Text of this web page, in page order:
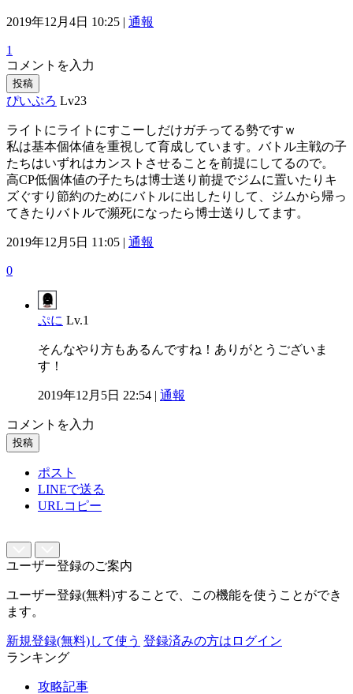
2019年12月4日 10:25 | 通報
1
コメントを入力
投稿
ぴいぷろ Lv23
ライトにライトにすこーしだけガチってる勢ですｗ
私は基本個体値を重視して育成しています。バトル主戦の子
たちはいずれはカンストさせることを前提にしてるので。
高CP低個体値の子たちは博士送り前提でジムに置いたりキ
ズぐすり節約のためにバトルに出したりして、ジムから帰っ
てきたりバトルで瀕死になったら博士送りしてます。
2019年12月5日 11:05 | 通報
0
ぷに Lv.1
そんなやり方もあるんですね！ありがとうございま
す！
2019年12月5日 22:54 | 通報
コメントを入力
投稿
ポスト
LINEで送る
URLコピー
ユーザー登録のご案内
ユーザー登録(無料)することで、この機能を使うことができ
ます。
新規登録(無料)して使う 登録済みの方はログイン
ランキング
攻略記事